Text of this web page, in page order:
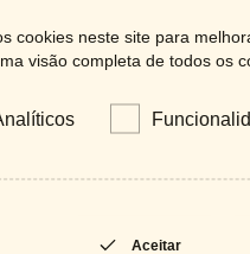
cookies neste site para
visão completa de todos os
Aceitar